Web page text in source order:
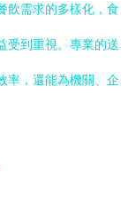
飲需求的多樣化，食
受到重視。專業的送
率，還能為機關、企